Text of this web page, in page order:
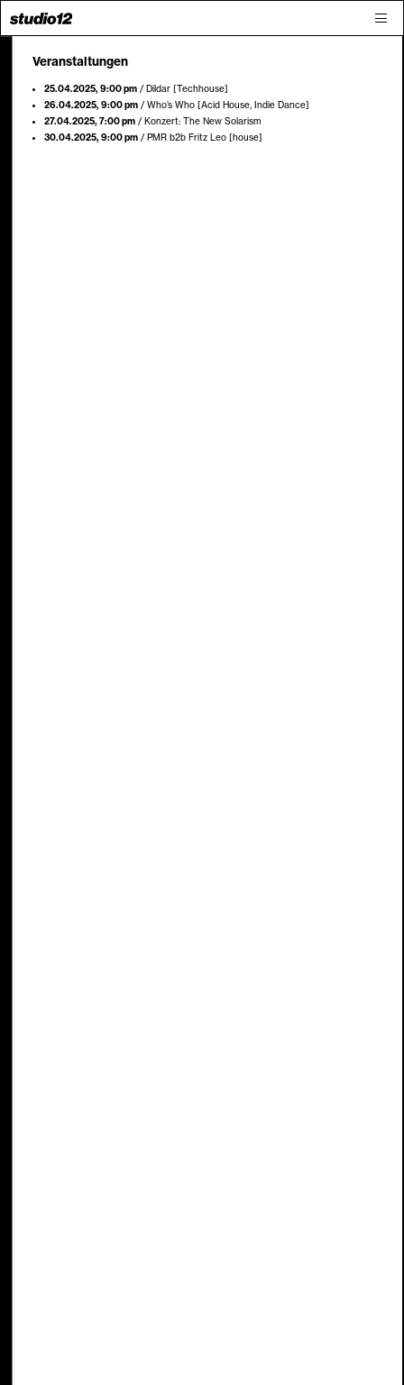
Veranstaltungen
25.04.2025, 9:00 pm/Dildar [Techhouse]
26.04.2025, 9:00 pm/Who’s Who [Acid House, Indie Dance]
27.04.2025, 7:00 pm/Konzert: The New Solarism
30.04.2025, 9:00 pm/PMR b2b Fritz Leo [house]